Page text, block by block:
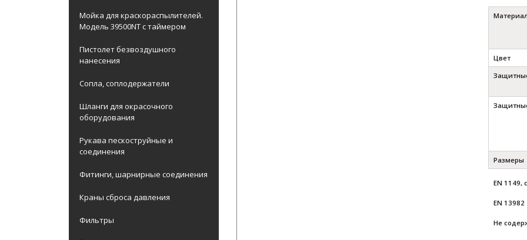
Мойка для краскораспылителей.
Модель 39500NT с таймером
Пистолет безвоздушного
нанесения
Сопла, соплодержатели
Шланги для окрасочного
оборудования
Рукава пескоструйные и
соединения
Фитинги, шарнирные соединения
Краны сброса давления
Фильтры
Цвет
Размеры
EN 1149,
EN
Не